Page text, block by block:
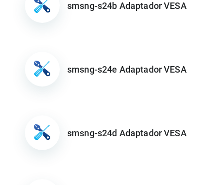
smsng-s24b Adaptador VESA
smsng-s24e Adaptador VESA
smsng-s24d Adaptador VESA